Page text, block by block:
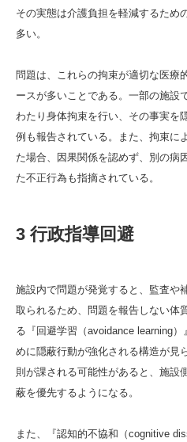
その実態は介護負担を軽減するため
多い。
問題は、これらの拘束が適切な医療
ースが多いことである。一部の施設
わたり身体拘束を行い、その事実を
例も報告されている。また、拘束に
た場合、因果関係を認めず、別の病
た不正行為も指摘されている。
3 行政指導回避
施設内で問題が発覚すると、監査や
取られるため、問題を報告しない体
る『回避学習（avoidance learning
めに隠蔽行動が強化される構造が見
則が課される可能性があると、施設
蔽を優先するようになる。
また、『認知的不協和（cognitive